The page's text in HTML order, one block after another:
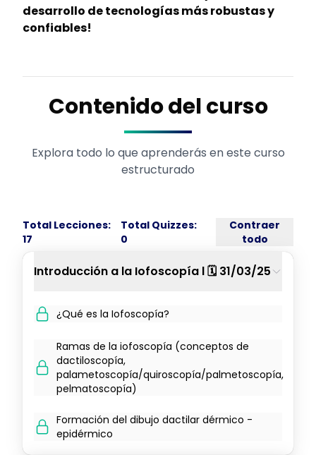
desarrollo de tecnologías más robustas y
confiables!
Contenido del curso
Explora todo lo que aprenderás en este curso
estructurado
Total Lecciones:
17
Total Quizzes:
0
Contraer
todo
Introducción a la Iofoscopía l 🗓️ 31/03/25
¿Qué es la Iofoscopía?
Ramas de la iofoscopía (conceptos de
dactiloscopía,
palametoscopía/quiroscopía/palmetoscopía,
pelmatoscopía)
Formación del dibujo dactilar dérmico -
epidérmico